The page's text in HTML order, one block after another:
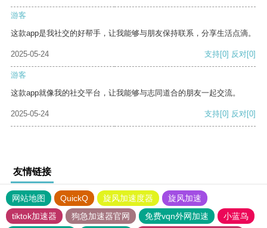
游客
这款app是我社交的好帮手，让我能够与朋友保持联系，分享生活点滴。
2025-05-24 支持[0] 反对[0]
游客
这款app就像我的社交平台，让我能够与志同道合的朋友一起交流。
2025-05-24 支持[0] 反对[0]
友情链接
网站地图 QuickQ 旋风加速度器
旋风加速
tiktok加速器
狗急加速器官网 免费vqn外网加速 小蓝鸟